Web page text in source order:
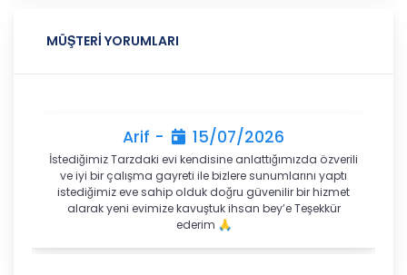
bilgisine sunmakla yükümlüdür. Kişisel veriler
dışında işlenmeyecektir..
CB Gayrimenkul Franchising Pazarlama ve
Danışmanlık Hizmetleri A.Ş.; kişisel verileri
belirlenen amaçların gerçekleştirilmesine elverişli
bir biçimde işleyecek ve amacın
MÜŞTERİ YORUMLARI
Arif - 15/07/2026
İstediğimiz Tarzdaki evi kendisine anlattığımızda özverili
ve iyi bir çalışma gayreti ile bizlere sunumlarını yaptı
istediğimiz eve sahip olduk doğru güvenilir bir hizmet
alarak yeni evimize kavuştuk ihsan bey’e Teşekkür
ederim 🙏